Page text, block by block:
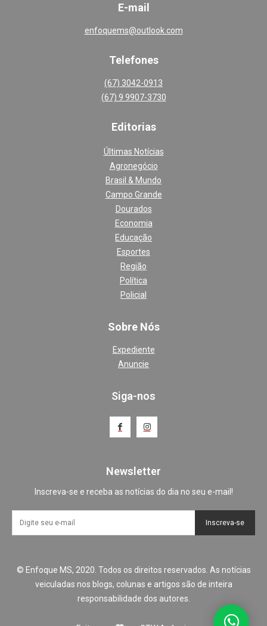
E-mail
enfoquems@outlook.com
Telefones
(67) 3042-0913
(67) 9 9907-3730
Editorias
Últimas Notícias
Agronegócio
Brasil & Mundo
Campo Grande
Dourados
Economia
Educação
Esportes
Região
Política
Policial
Sobre Nós
Expediente
Anuncie
Siga-nos
Newsletter
Inscreva-se e receba as notícias do dia no seu e-mail!
Inscreva-se
© Enfoque MS, 2020. Todos os direitos reservados. As notícias
veiculadas nos blogs, colunas e artigos são de inteira
responsabilidade dos autores.